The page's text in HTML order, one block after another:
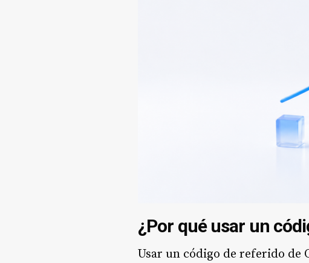
¿Por qué usar un
Usar un código de referido de